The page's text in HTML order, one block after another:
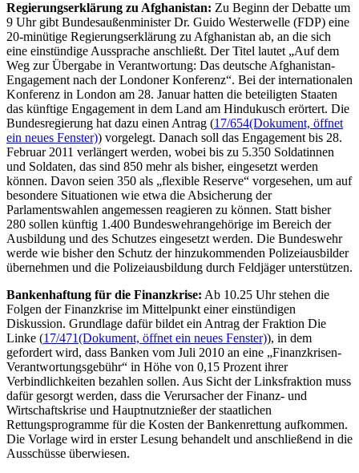
Regierungserklärung zu Afghanistan: Zu Beginn der Debatte um
9 Uhr gibt Bundesaußenminister Dr. Guido Westerwelle (FDP) eine
20-minütige Regierungserklärung zu Afghanistan ab, an die sich
eine einstündige Aussprache anschließt. Der Titel lautet „Auf dem
Weg zur Übergabe in Verantwortung: Das deutsche Afghanistan-
Engagement nach der Londoner Konferenz“. Bei der internationalen
Konferenz in London am 28. Januar hatten die beteiligten Staaten
das künftige Engagement in dem Land am Hindukusch erörtert. Die
Bundesregierung hat dazu einen Antrag (17/654(Dokument, öffnet
ein neues Fenster)) vorgelegt. Danach soll das Engagement bis 28.
Februar 2011 verlängert werden, wobei bis zu 5.350 Soldatinnen
und Soldaten, das sind 850 mehr als bisher, eingesetzt werden
können. Davon seien 350 als „flexible Reserve“ vorgesehen, um auf
besondere Situationen wie etwa die Absicherung der
Parlamentswahlen angemessen reagieren zu können. Statt bisher
280 sollen künftig 1.400 Bundeswehrangehörige im Bereich der
Ausbildung und des Schutzes eingesetzt werden. Die Bundeswehr
werde wie bisher den Schutz der hinzukommenden Polizeiausbilder
übernehmen und die Polizeiausbildung durch Feldjäger unterstützen.
Bankenhaftung für die Finanzkrise: Ab 10.25 Uhr stehen die
Folgen der Finanzkrise im Mittelpunkt einer einstündigen
Diskussion. Grundlage dafür bildet ein Antrag der Fraktion Die
Linke (17/471(Dokument, öffnet ein neues Fenster)), in dem
gefordert wird, dass Banken vom Juli 2010 an eine „Finanzkrisen-
Verantwortungsgebühr“ in Höhe von 0,15 Prozent ihrer
Verbindlichkeiten bezahlen sollen. Aus Sicht der Linksfraktion muss
dafür gesorgt werden, dass die Verursacher der Finanz- und
Wirtschaftskrise und Hauptnutznießer der staatlichen
Rettungsprogramme für die Kosten der Bankenrettung aufkommen.
Die Vorlage wird in erster Lesung behandelt und anschließend in die
Ausschüsse überwiesen.